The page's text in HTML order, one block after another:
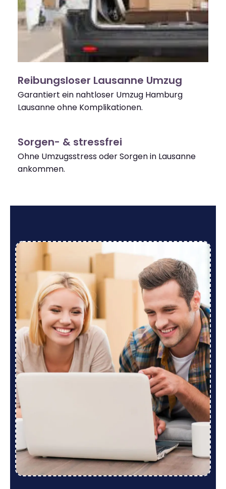
Reibungsloser Lausanne Umzug
Garantiert ein nahtloser Umzug Hamburg
Lausanne ohne Komplikationen.
Sorgen- & stressfrei
Ohne Umzugsstress oder Sorgen in Lausanne
ankommen.